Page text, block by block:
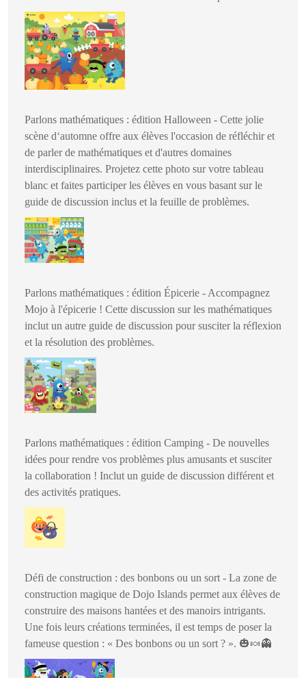
Parlons mathématiques : édition Halloween - Cette jolie
scène d‘automne offre aux élèves l'occasion de réfléchir et
de parler de mathématiques et d'autres domaines
interdisciplinaires. Projetez cette photo sur votre tableau
blanc et faites participer les élèves en vous basant sur le
guide de discussion inclus et la feuille de problèmes.
Parlons mathématiques : édition Épicerie - Accompagnez
Mojo à l'épicerie ! Cette discussion sur les mathématiques
inclut un autre guide de discussion pour susciter la réflexion
et la résolution des problèmes.
Parlons mathématiques : édition Camping - De nouvelles
idées pour rendre vos problèmes plus amusants et susciter
la collaboration ! Inclut un guide de discussion différent et
des activités pratiques.
Défi de construction : des bonbons ou un sort - La zone de
construction magique de Dojo Islands permet aux élèves de
construire des maisons hantées et des manoirs intrigants.
Une fois leurs créations terminées, il est temps de poser la
fameuse question : « Des bonbons ou un sort ? ». 🎃🍬👻